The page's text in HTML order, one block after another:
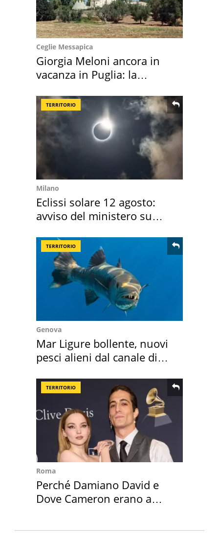
Ceglie Messapica
Giorgia Meloni ancora in
vacanza in Puglia: la
TERRITORIO
Milano
Eclissi solare 12 agosto:
avviso del ministero su
TERRITORIO
Genova
Mar Ligure bollente, nuovi
pesci alieni dal canale di
TERRITORIO
Roma
Perché Damiano David e
Dove Cameron erano a